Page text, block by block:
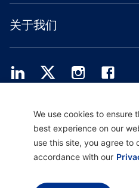
关于我们
Providence Health Plan 提供商业团体、个
Providence Health Assurance 是一家
Medicare 和俄勒冈州健康计划签有合同。
于合同续约。
We use cookies to ensure
best experience on our
use this site, you agree to
accordance with our